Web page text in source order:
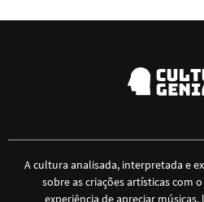
A cultura analisada, interpretada e
sobre as criações artísticas com
experiência de apreciar